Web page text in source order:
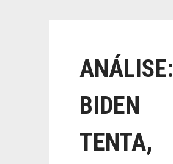
ANÁLISE:
BIDEN
TENTA,